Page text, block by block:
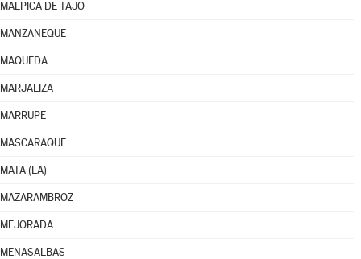
MALPICA DE TAJO
MANZANEQUE
MAQUEDA
MARJALIZA
MARRUPE
MASCARAQUE
MATA (LA)
MAZARAMBROZ
MEJORADA
MENASALBAS